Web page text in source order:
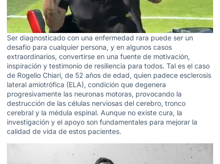
Ser diagnosticado con una enfermedad rara puede ser un
desafío para cualquier persona, y en algunos casos
extraordinarios, convertirse en una fuente de motivación,
inspiración y testimonio de resiliencia para todos. Tal es el caso
de Rogelio Chiari, de 52 años de edad, quien padece esclerosis
lateral amiotrófica (ELA), condición que degenera
progresivamente las neuronas motoras, provocando la
destrucción de las células nerviosas del cerebro, tronco
cerebral y la médula espinal. Aunque no existe cura, la
investigación y el apoyo son fundamentales para mejorar la
calidad de vida de estos pacientes.